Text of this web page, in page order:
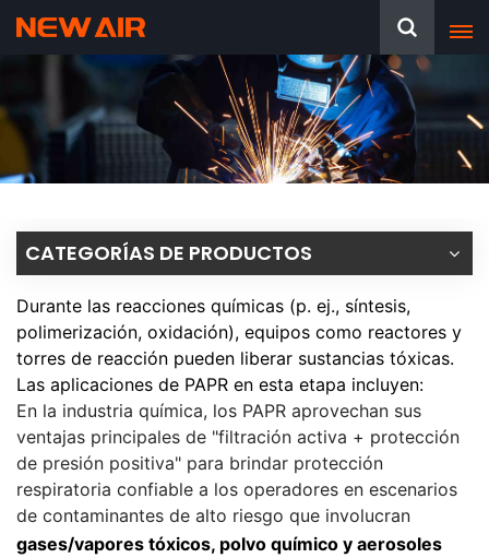
CATEGORÍAS DE PRODUCTOS
Durante las reacciones químicas (p. ej., síntesis,
polimerización, oxidación), equipos como reactores y
torres de reacción pueden liberar sustancias tóxicas.
Las aplicaciones de PAPR en esta etapa incluyen:
En la industria química, los PAPR aprovechan sus
ventajas principales de "filtración activa + protección
de presión positiva" para brindar protección
respiratoria confiable a los operadores en escenarios
de contaminantes de alto riesgo que involucran
gases/vapores tóxicos, polvo químico y aerosoles